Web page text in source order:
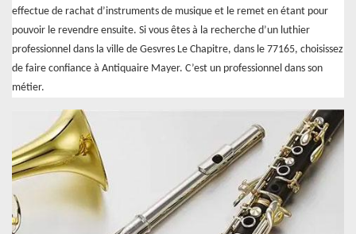
effectue de rachat d’instruments de musique et le remet en étant pour
pouvoir le revendre ensuite. Si vous êtes à la recherche d’un luthier
professionnel dans la ville de Gesvres Le Chapitre, dans le 77165, choisissez
de faire confiance à Antiquaire Mayer. C’est un professionnel dans son
métier.